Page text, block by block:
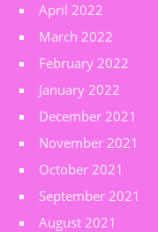
April 2022
March 2022
February 2022
January 2022
December 2021
November 2021
October 2021
September 2021
August 2021